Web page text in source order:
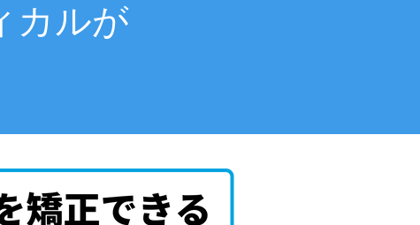
カルが